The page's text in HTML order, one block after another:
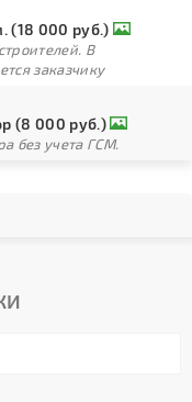
(18 000 руб.)
В
заказчику
(8 000 руб.)
без учета ГСМ.